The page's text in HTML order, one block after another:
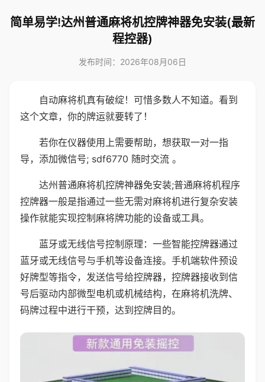
简单易学!达州普通麻将机控牌神器免安装(最新
程控器)
发布时间：2026年08月06日
自动麻将机真有破绽！可惜多数人不知道。看到
这个文章，你的牌运就要转了！
若你在仪器使用上需要帮助，想获取一对一指
导，添加微信号; sdf6770 随时交流 。
达州普通麻将机控牌神器免安装;普通麻将机程序
控牌器一般是指通过一些无需对麻将机进行复杂安装
操作就能实现控制麻将牌功能的设备或工具。
蓝牙或无线信号控制原理：一些智能控牌器通过
蓝牙或无线信号与手机等设备连接。手机端软件预设
好牌型等指令，发送信号给控牌器，控牌器接收到信
号后驱动内部微型电机或机械结构，在麻将机洗牌、
码牌过程中进行干预，达到控牌目的。